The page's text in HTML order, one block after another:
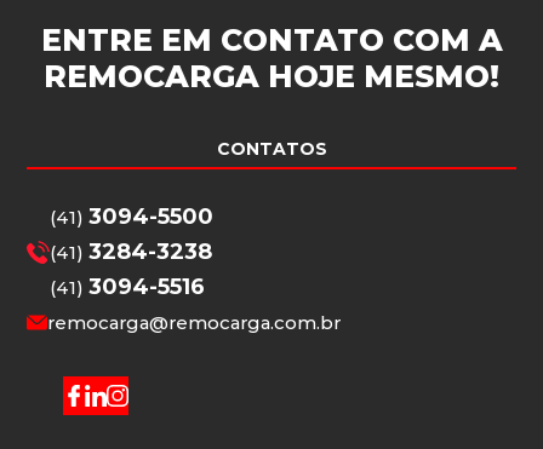
ENTRE EM CONTATO COM A
REMOCARGA HOJE MESMO!
CONTATOS
(41)3094-5500
(41)3284-3238
(41)3094-5516
remocarga@remocarga.com.br